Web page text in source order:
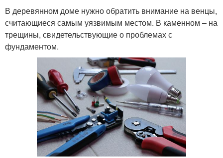
В деревянном доме нужно обратить внимание на венцы,
считающиеся самым уязвимым местом. В каменном – на
трещины, свидетельствующие о проблемах с
фундаментом.